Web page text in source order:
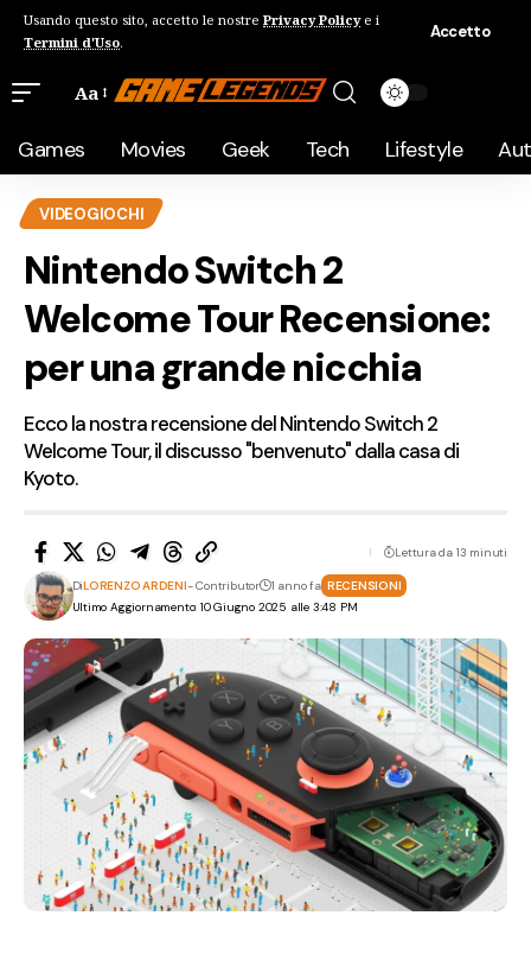
Usando questo sito, accetto le nostre Privacy Policye i
Termini d'Uso.
Accetto
Aa
Games Movies Geek Tech Lifestyle
VIDEOGIOCHI
Nintendo Switch 2
Welcome Tour Recensione:
per una grande nicchia
Ecco la nostra recensione del Nintendo Switch 2
Welcome Tour, il discusso "benvenuto" dalla casa di
Kyoto.
Ultimo Aggiornamento: 10 Giugno 2025 alle 3:48 PM
DiLORENZO ARDENI- Contributor 1 anno fa RECENSIONI
Lettura da 13 minuti